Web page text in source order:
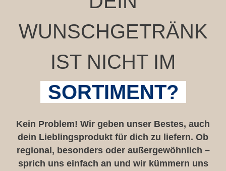
WUNSCHGETRÄNK
IST NICHT IM
SORTIMENT?
Kein Problem! Wir geben unser Bestes, auch
dein Lieblingsprodukt für dich zu liefern. Ob
regional, besonders oder außergewöhnlich –
sprich uns einfach an und wir kümmern uns